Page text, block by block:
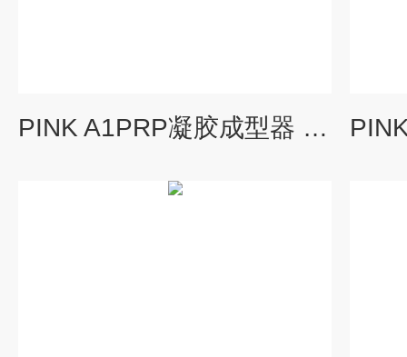
PINK A1PRP凝胶成型器 自体蛋白凝胶制造仪 热凝仪